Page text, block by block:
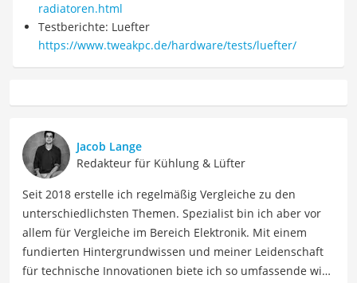
radiatoren.html
Testberichte: Luefter
https://www.tweakpc.de/hardware/tests/luefter/
Jacob Lange
Redakteur für Kühlung & Lüfter
Seit 2018 erstelle ich regelmäßig Vergleiche zu den
unterschiedlichsten Themen. Spezialist bin ich aber vor
allem für Vergleiche im Bereich Elektronik. Mit einem
fundierten Hintergrundwissen und meiner Leidenschaft
für technische Innovationen biete ich so umfassende wie